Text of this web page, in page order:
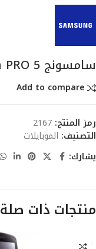
سامسونج B6520 Omnia PRO 5
Add to compare
رمز المنتج: 2167
التصنيف: الموبايلات
يشارك:
منتجات ذات صلة